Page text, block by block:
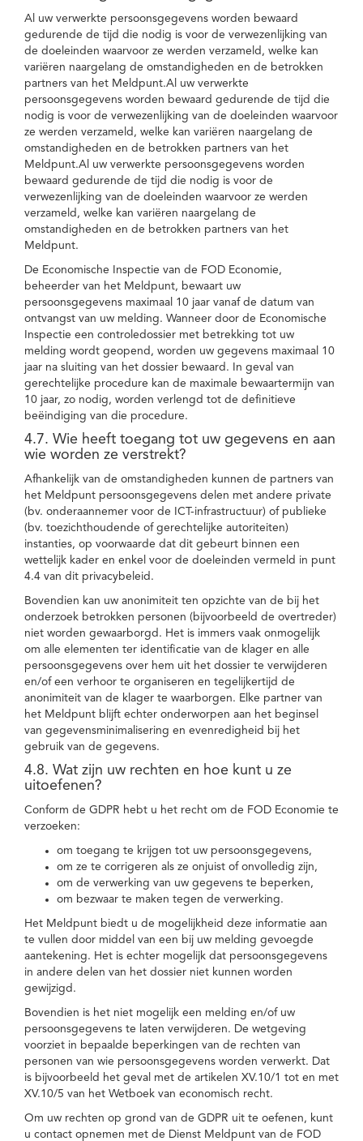
Al uw verwerkte persoonsgegevens worden bewaard
gedurende de tijd die nodig is voor de verwezenlijking van
de doeleinden waarvoor ze werden verzameld, welke kan
variëren naargelang de omstandigheden en de betrokken
partners van het Meldpunt.Al uw verwerkte
persoonsgegevens worden bewaard gedurende de tijd die
nodig is voor de verwezenlijking van de doeleinden waarvoor
ze werden verzameld, welke kan variëren naargelang de
omstandigheden en de betrokken partners van het
Meldpunt.Al uw verwerkte persoonsgegevens worden
bewaard gedurende de tijd die nodig is voor de
verwezenlijking van de doeleinden waarvoor ze werden
verzameld, welke kan variëren naargelang de
omstandigheden en de betrokken partners van het
Meldpunt.
De Economische Inspectie van de FOD Economie,
beheerder van het Meldpunt, bewaart uw
persoonsgegevens maximaal 10 jaar vanaf de datum van
ontvangst van uw melding. Wanneer door de Economische
Inspectie een controledossier met betrekking tot uw
melding wordt geopend, worden uw gegevens maximaal 10
jaar na sluiting van het dossier bewaard. In geval van
gerechtelijke procedure kan de maximale bewaartermijn van
10 jaar, zo nodig, worden verlengd tot de definitieve
beëindiging van die procedure.
4.7. Wie heeft toegang tot uw gegevens en aan
wie worden ze verstrekt?
Afhankelijk van de omstandigheden kunnen de partners van
het Meldpunt persoonsgegevens delen met andere private
(bv. onderaannemer voor de ICT-infrastructuur) of publieke
(bv. toezichthoudende of gerechtelijke autoriteiten)
instanties, op voorwaarde dat dit gebeurt binnen een
wettelijk kader en enkel voor de doeleinden vermeld in punt
4.4 van dit privacybeleid.
Bovendien kan uw anonimiteit ten opzichte van de bij het
onderzoek betrokken personen (bijvoorbeeld de overtreder)
niet worden gewaarborgd. Het is immers vaak onmogelijk
om alle elementen ter identificatie van de klager en alle
persoonsgegevens over hem uit het dossier te verwijderen
en/of een verhoor te organiseren en tegelijkertijd de
anonimiteit van de klager te waarborgen. Elke partner van
het Meldpunt blijft echter onderworpen aan het beginsel
van gegevensminimalisering en evenredigheid bij het
gebruik van de gegevens.
4.8. Wat zijn uw rechten en hoe kunt u ze
uitoefenen?
Conform de GDPR hebt u het recht om de FOD Economie te
verzoeken:
om toegang te krijgen tot uw persoonsgegevens,
om ze te corrigeren als ze onjuist of onvolledig zijn,
om de verwerking van uw gegevens te beperken,
om bezwaar te maken tegen de verwerking.
Het Meldpunt biedt u de mogelijkheid deze informatie aan
te vullen door middel van een bij uw melding gevoegde
aantekening. Het is echter mogelijk dat persoonsgegevens
in andere delen van het dossier niet kunnen worden
gewijzigd.
Bovendien is het niet mogelijk een melding en/of uw
persoonsgegevens te laten verwijderen. De wetgeving
voorziet in bepaalde beperkingen van de rechten van
personen van wie persoonsgegevens worden verwerkt. Dat
is bijvoorbeeld het geval met de artikelen XV.10/1 tot en met
XV.10/5 van het Wetboek van economisch recht.
Om uw rechten op grond van de GDPR uit te oefenen, kunt
u contact opnemen met de Dienst Meldpunt van de FOD